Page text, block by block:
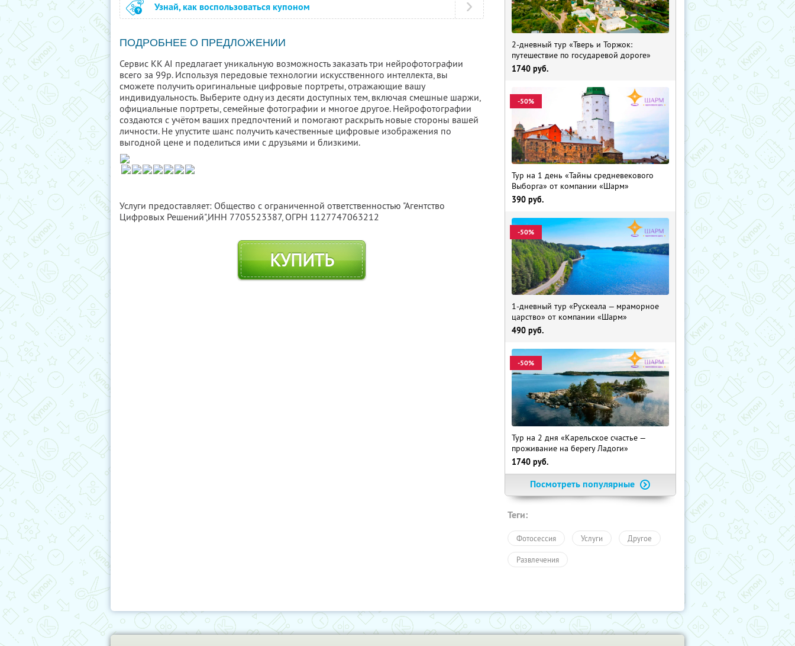
Узнай, как воспользоваться купоном
ПОДРОБНЕЕ О ПРЕДЛОЖЕНИИ
Сервис KK AI предлагает уникальную возможность заказать три нейрофотографии
всего за 99р. Используя передовые технологии искусственного интеллекта, вы
сможете получить оригинальные цифровые портреты, отражающие вашу
индивидуальность. Выберите одну из десяти доступных тем, включая смешные шаржи,
официальные портреты, семейные фотографии и многое другое. Нейрофотографии
создаются с учётом ваших предпочтений и помогают раскрыть новые стороны вашей
личности. Не упустите шанс получить качественные цифровые изображения по
выгодной цене и поделиться ими с друзьями и близкими.
Услуги предоставляет: Общество с ограниченной ответственностью "Агентство
Цифровых Решений",ИНН 7705523387, ОГРН 1127747063212
КУПИТЬ
2-дневный тур «Тверь и Торжок:
путешествие по государевой дороге»
1740 руб.
-50%
Тур на 1 день «Тайны средневекового
Выборга» от компании «Шарм»
390 руб.
-50%
1-дневный тур «Рускеала — мраморное
царство» от компании «Шарм»
490 руб.
-50%
Тур на 2 дня «Карельское счастье —
проживание на берегу Ладоги»
1740 руб.
Посмотреть популярные
Теги:
Фотосессия Услуги Другое
Развлечения